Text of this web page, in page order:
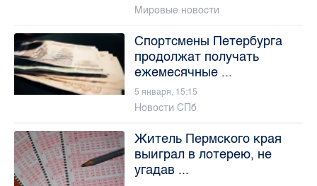
Мировые новости
Спортсмены Петербурга
продолжат получать
ежемесячные ...
5 января, 15:15
Новости СПб
Житель Пермского края
выиграл в лотерею, не
угадав ...